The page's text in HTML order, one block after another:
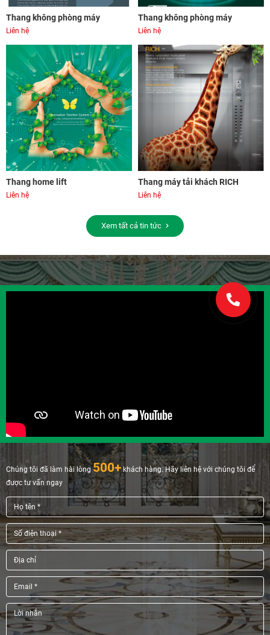
Thang không phòng máy
Liên hệ
Thang không phòng máy
Liên hệ
Thang home lift
Liên hệ
Thang máy tải khách RICH
Liên hệ
Xem tất cả tin tức
Chúng tôi đã làm hài lòng500+ khách hàng. Hãy liên hệ với chúng tôi để
được tư vấn ngay